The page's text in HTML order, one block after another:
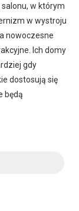
w którym
w wystroju
nowoczesne
Ich domy
gdy
dostosują się
będą